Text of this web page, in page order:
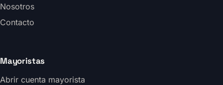
Nosotros
Contacto
Mayoristas
Abrir cuenta mayorista